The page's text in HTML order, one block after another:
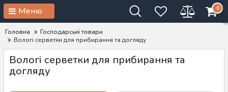
Меню 0
Головна
Господарські товари
Вологі серветки для прибирання та догляду
Вологі серветки для прибирання та
догляду